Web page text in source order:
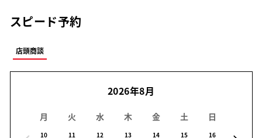
スピード予約
店頭商談
2026年8月
月
10
火
11
水
12
木
13
金
14
土
15
日
16